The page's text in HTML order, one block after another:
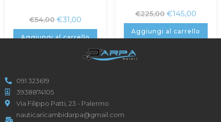
€54,00 €31,00
Aggiungi al carrello
€225,00 €145,00
Aggiungi al carrello
091 323619
3938874105
Via Filippo Patti, 23 - Palermo
nauticaricambidarpa@gmail.com